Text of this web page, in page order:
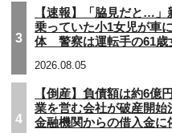
3
【速報】「脇見だと…
乗っていた小1女児が車
体 警察は運転手の61歳
2026.08.05
4
【倒産】負債額は約6
業を営む会社が破産開
金融機関からの借入金に